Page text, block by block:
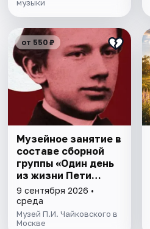
музыки
от 550 ₽
Музейное занятие в
составе сборной
группы «Один день
из жизни Пети
Чайковскогo»
9 сентября 2026 •
среда
Музей П.И. Чайковского в
Москве